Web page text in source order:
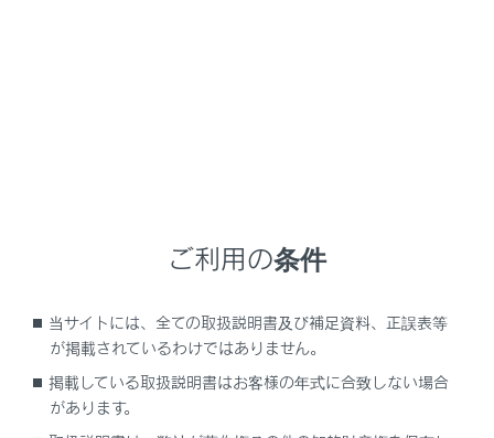
クルーズコントロール
ご利用の条件
当サイトには、全ての取扱説明書及び補足資料、正誤表等
が掲載されているわけではありません。
掲載している取扱説明書はお客様の年式に合致しない場合
があります。